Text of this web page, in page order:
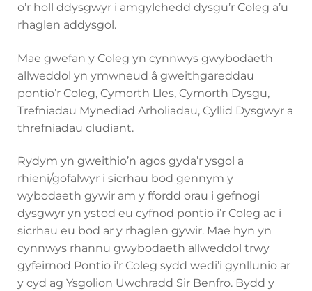
o’r holl ddysgwyr i amgylchedd dysgu’r Coleg a’u
rhaglen addysgol.
Mae gwefan y Coleg yn cynnwys gwybodaeth
allweddol yn ymwneud â gweithgareddau
pontio’r Coleg, Cymorth Lles, Cymorth Dysgu,
Trefniadau Mynediad Arholiadau, Cyllid Dysgwyr a
threfniadau cludiant.
Rydym yn gweithio’n agos gyda’r ysgol a
rhieni/gofalwyr i sicrhau bod gennym y
wybodaeth gywir am y ffordd orau i gefnogi
dysgwyr yn ystod eu cyfnod pontio i’r Coleg ac i
sicrhau eu bod ar y rhaglen gywir. Mae hyn yn
cynnwys rhannu gwybodaeth allweddol trwy
gyfeirnod Pontio i’r Coleg sydd wedi’i gynllunio ar
y cyd ag Ysgolion Uwchradd Sir Benfro. Bydd y